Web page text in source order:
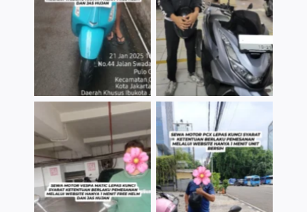
TNo Caption TNo Caption